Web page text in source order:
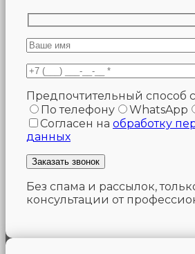
Предпочтительный способ
По телефону
WhatsApp
Согласен на обработку
данных
Без спама и рассылок,
консультации от